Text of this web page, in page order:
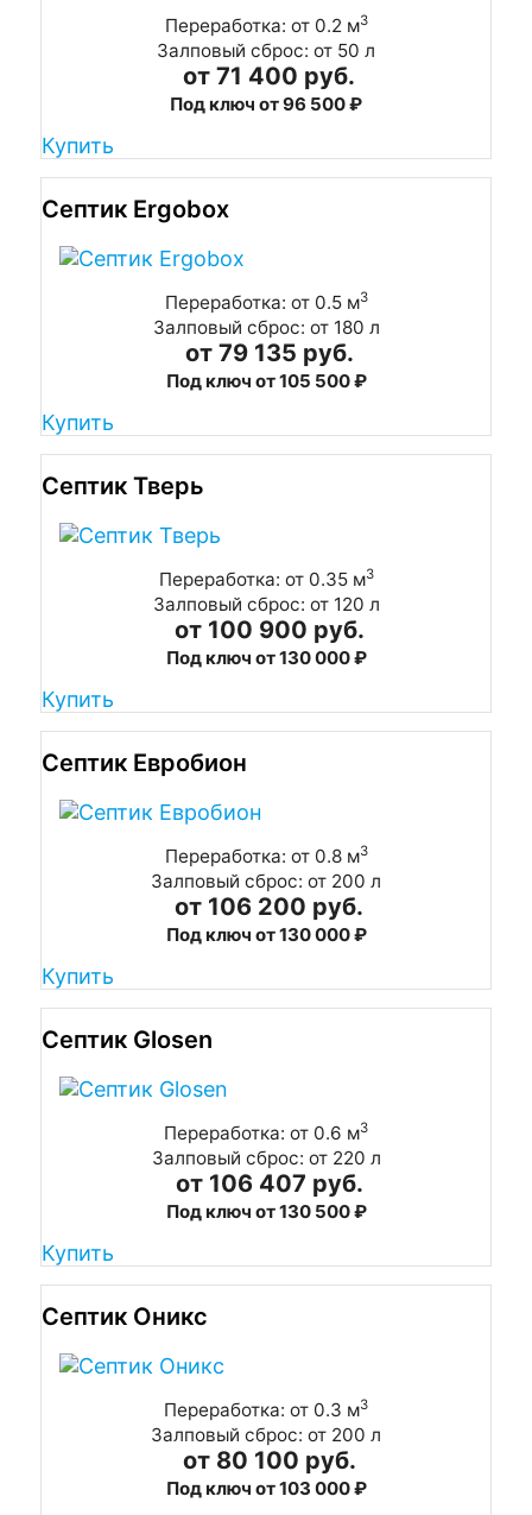
Переработка: от 0.2 м3
Залповый сброс: от 50 л
от 71 400 руб.
Под ключ от 96 500 ₽
Купить
Септик Ergobox
Переработка: от 0.5 м3
Залповый сброс: от 180 л
от 79 135 руб.
Под ключ от 105 500 ₽
Купить
Септик Тверь
Переработка: от 0.35 м3
Залповый сброс: от 120 л
от 100 900 руб.
Под ключ от 130 000 ₽
Купить
Септик Евробион
Переработка: от 0.8 м3
Залповый сброс: от 200 л
от 106 200 руб.
Под ключ от 130 000 ₽
Купить
Септик Glosen
Переработка: от 0.6 м3
Залповый сброс: от 220 л
от 106 407 руб.
Под ключ от 130 500 ₽
Купить
Септик Оникс
Переработка: от 0.3 м3
Залповый сброс: от 200 л
от 80 100 руб.
Под ключ от 103 000 ₽